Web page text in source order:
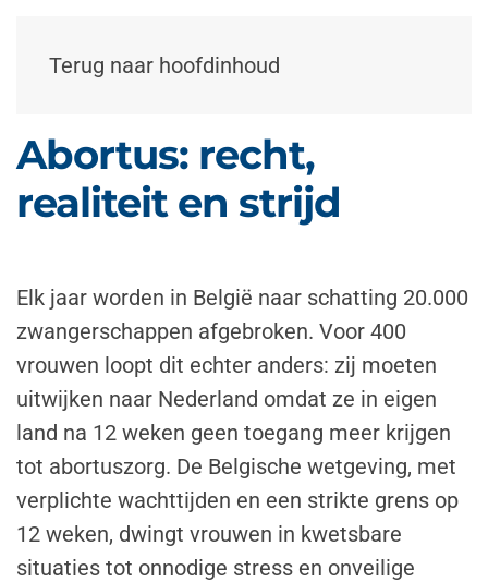
Terug naar hoofdinhoud
Abortus: recht,
realiteit en strijd
Elk jaar worden in België naar schatting 20.000
zwangerschappen afgebroken. Voor 400
vrouwen loopt dit echter anders: zij moeten
uitwijken naar Nederland omdat ze in eigen
land na 12 weken geen toegang meer krijgen
tot abortuszorg. De Belgische wetgeving, met
verplichte wachttijden en een strikte grens op
12 weken, dwingt vrouwen in kwetsbare
situaties tot onnodige stress en onveilige